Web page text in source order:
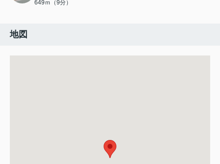
649ｍ（9分）
地図